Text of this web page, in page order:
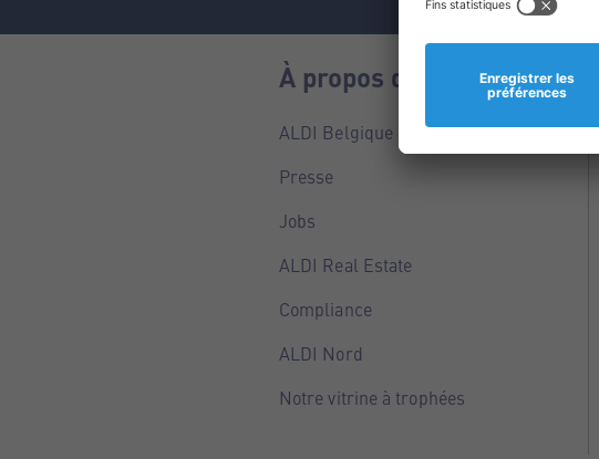
À propos de nous
ALDI Belgique
Presse
Jobs
ALDI Real Estate
Compliance
ALDI Nord
Notre vitrine à trophées